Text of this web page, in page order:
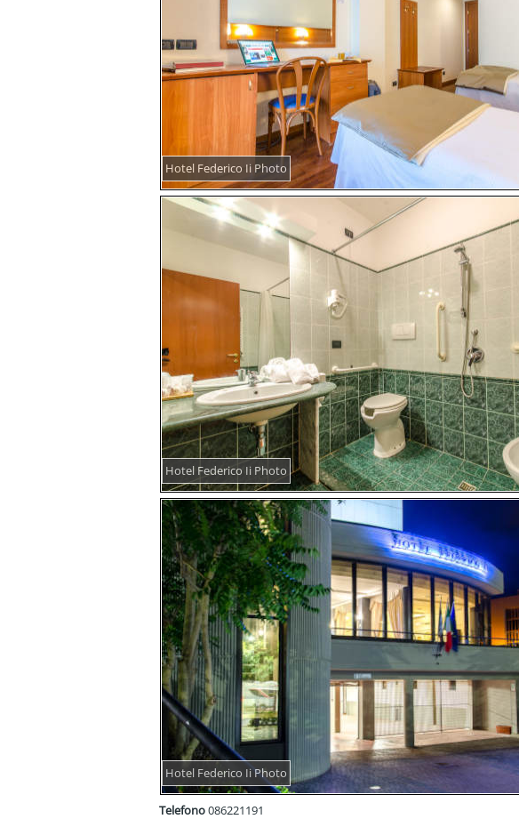
Hotel Federico Ii Photo
Hotel Federico Ii Photo
Hotel Federico Ii Photo
Telefono086221191